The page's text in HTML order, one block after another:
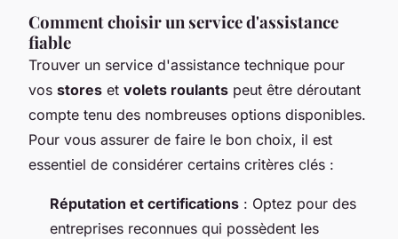
Comment choisir un service d'assistance
fiable
Trouver un service d'assistance technique pour
vos stores et volets roulants peut être déroutant
compte tenu des nombreuses options disponibles.
Pour vous assurer de faire le bon choix, il est
essentiel de considérer certains critères clés :
Réputation et certifications : Optez pour des
entreprises reconnues qui possèdent les